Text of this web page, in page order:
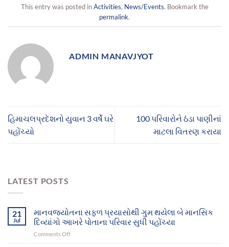
This entry was posted inActivities, News/Events. Bookmark the
permalink.
ADMIN MANAVJYOT
હિમાચલપ્રદેશનો યુવાન 3 વર્ષે ઘરે
પહોંચ્યો
100 પરિવારોને ઠંડા પાણીનાં
માટલા વિતરણ કરાયા
LATEST POSTS
21
Jul
માનવજ્યોતના સફળ પ્રયાસોથી ગુમ થયેલા બે માનસિક
દિવ્યાંગો આખરે પોતાના પરિવાર સુધી પહોંચ્યા
Comments Offon